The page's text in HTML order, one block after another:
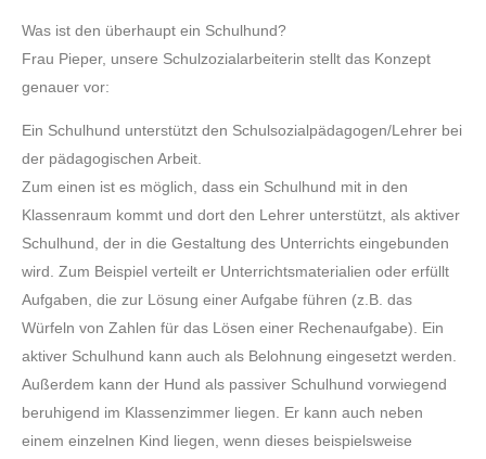
Was ist den überhaupt ein Schulhund?
Frau Pieper, unsere Schulzozialarbeiterin stellt das Konzept
genauer vor:
Ein Schulhund unterstützt den Schulsozialpädagogen/Lehrer bei
der pädagogischen Arbeit.
Zum einen ist es möglich, dass ein Schulhund mit in den
Klassenraum kommt und dort den Lehrer unterstützt, als aktiver
Schulhund, der in die Gestaltung des Unterrichts eingebunden
wird. Zum Beispiel verteilt er Unterrichtsmaterialien oder erfüllt
Aufgaben, die zur Lösung einer Aufgabe führen (z.B. das
Würfeln von Zahlen für das Lösen einer Rechenaufgabe). Ein
aktiver Schulhund kann auch als Belohnung eingesetzt werden.
Außerdem kann der Hund als passiver Schulhund vorwiegend
beruhigend im Klassenzimmer liegen. Er kann auch neben
einem einzelnen Kind liegen, wenn dieses beispielsweise